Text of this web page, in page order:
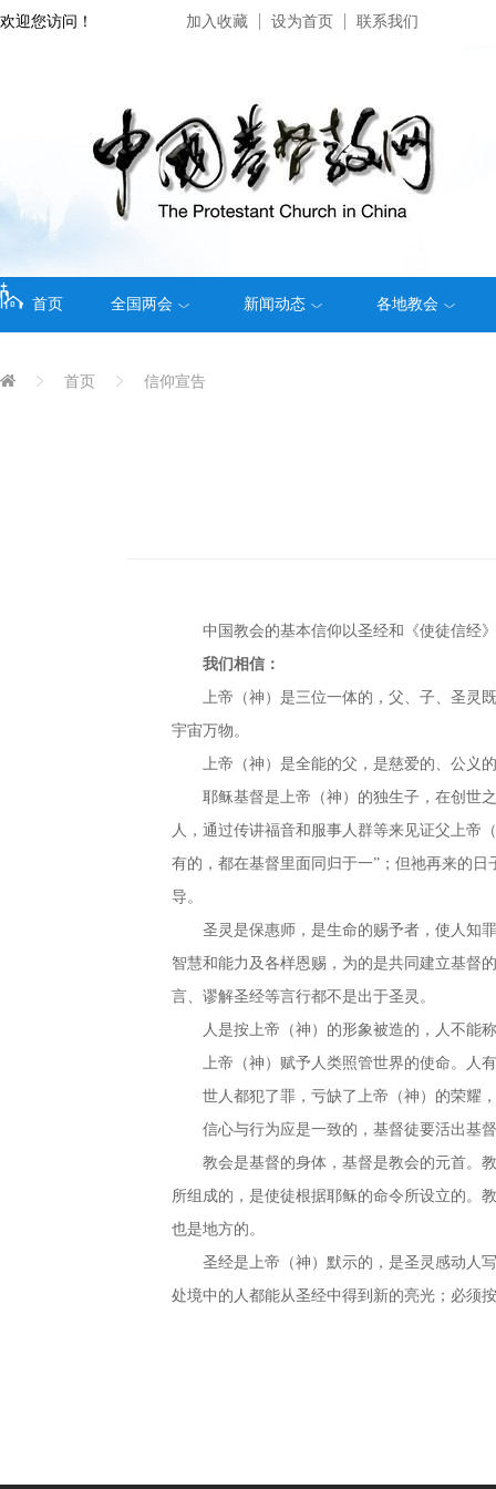
欢迎您访问！ 加入收藏 设为首页 联系我们
首页 全国两会 新闻动态 各地教会
首页 信仰宣告
中国教会的基本信仰以圣经和《使徒信经
我们相信：
上帝（神）是三位一体的，父、子、圣灵
宇宙万物。
上帝（神）是全能的父，是慈爱的、公义
耶稣基督是上帝（神）的独生子，在创世
人，通过传讲福音和服事人群等来见证父上帝
有的，都在基督里面同归于一”；但祂再来的
导。
圣灵是保惠师，是生命的赐予者，使人知
智慧和能力及各样恩赐，为的是共同建立基督
言、谬解圣经等言行都不是出于圣灵。
人是按上帝（神）的形象被造的，人不能
上帝（神）赋予人类照管世界的使命。人
世人都犯了罪，亏缺了上帝（神）的荣耀
信心与行为应是一致的，基督徒要活出基
教会是基督的身体，基督是教会的元首。
所组成的，是使徒根据耶稣的命令所设立的。
也是地方的。
圣经是上帝（神）默示的，是圣灵感动人
处境中的人都能从圣经中得到新的亮光；必须